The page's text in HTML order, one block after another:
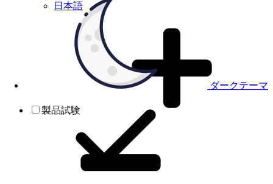
ダークテーマ
日本語
製品試験